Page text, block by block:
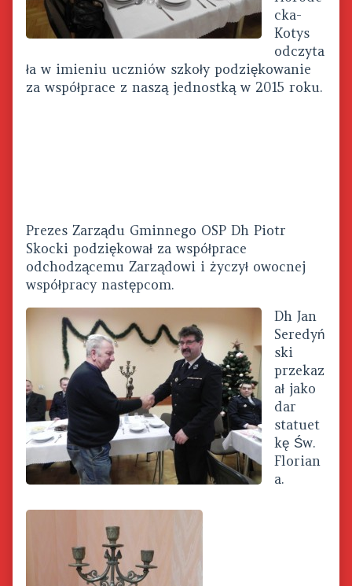
cka-
Kotys
odczyta
ła w imieniu uczniów szkoły podziękowanie
za współprace z naszą jednostką w 2015 roku.
Prezes Zarządu Gminnego OSP Dh Piotr
Skocki podziękował za współprace
odchodzącemu Zarządowi i życzył owocnej
współpracy następcom.
Dh Jan
Seredyń
ski
przekaz
ał jako
dar
statuet
kę Św.
Florian
a.